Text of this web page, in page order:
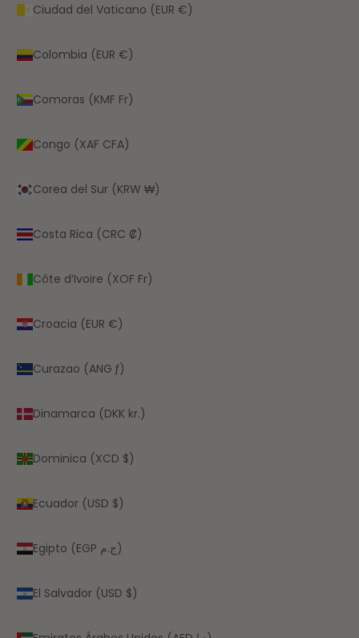
Ciudad del Vaticano (EUR €)
Colombia (EUR €)
Comoras (KMF Fr)
Congo (XAF CFA)
Corea del Sur (KRW ₩)
Costa Rica (CRC ₡)
Côte d’Ivoire (XOF Fr)
Croacia (EUR €)
Curazao (ANG ƒ)
Dinamarca (DKK kr.)
Dominica (XCD $)
Ecuador (USD $)
Egipto (EGP ج.م)
El Salvador (USD $)